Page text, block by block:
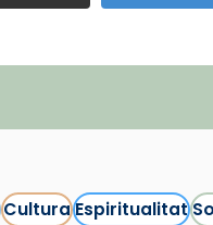
CulturaEspiritualitat